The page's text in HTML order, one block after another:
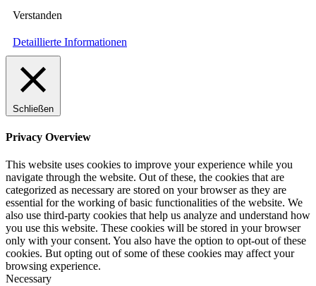
Verstanden
Detaillierte Informationen
Schließen
Privacy Overview
This website uses cookies to improve your experience while you
navigate through the website. Out of these, the cookies that are
categorized as necessary are stored on your browser as they are
essential for the working of basic functionalities of the website. We
also use third-party cookies that help us analyze and understand how
you use this website. These cookies will be stored in your browser
only with your consent. You also have the option to opt-out of these
cookies. But opting out of some of these cookies may affect your
browsing experience.
Necessary